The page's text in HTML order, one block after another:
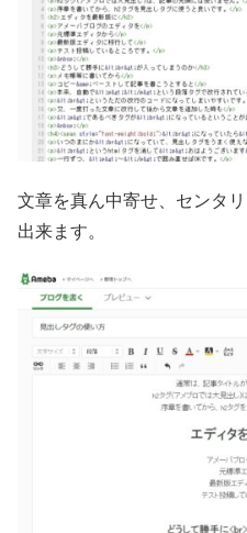
文章を真ん中寄せ、センタ
出来ます。